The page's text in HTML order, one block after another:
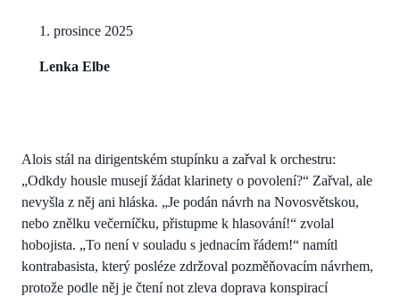
1. prosince 2025
Lenka Elbe
Alois stál na dirigentském stupínku a zařval k orchestru:
„Odkdy housle musejí žádat klarinety o povolení?“ Zařval, ale
nevyšla z něj ani hláska. „Je podán návrh na Novosvětskou,
nebo znělku večerníčku, přistupme k hlasování!“ zvolal
hobojista. „To není v souladu s jednacím řádem!“ namítl
kontrabasista, který posléze zdržoval pozměňovacím návrhem,
protože podle něj je čtení not zleva doprava konspirací